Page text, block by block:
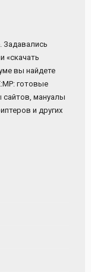
Задавались
«скачать
вы найдете
готовые
мануалы
и других